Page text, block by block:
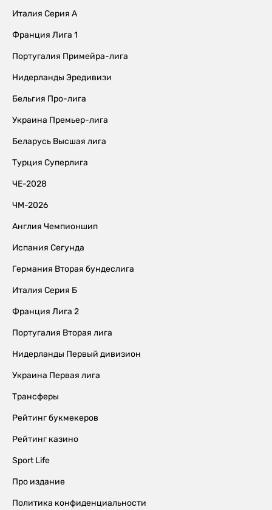
Италия Серия А
Франция Лига 1
Португалия Примейра-лига
Нидерланды Эредивизи
Бельгия Про-лига
Украина Премьер-лига
Беларусь Высшая лига
Турция Суперлига
ЧЕ-2028
ЧМ-2026
Англия Чемпионшип
Испания Сегунда
Германия Вторая бундеслига
Италия Серия Б
Франция Лига 2
Португалия Вторая лига
Нидерланды Первый дивизион
Украина Первая лига
Трансферы
Рейтинг букмекеров
Рейтинг казино
Sport Life
Про издание
Политика конфиденциальности